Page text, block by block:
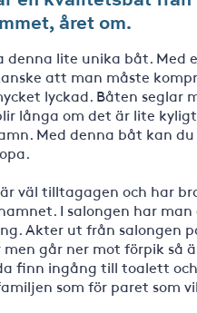
året om.
lite unika båt. Med
att man måste
lyckad. Båten
långa om det är lite
Med denna båt kan
väl tilltagagen och har
I salongen har
Akter ut från salongen
går ner mot förpik så
finn ingång till toalett
som för paret som